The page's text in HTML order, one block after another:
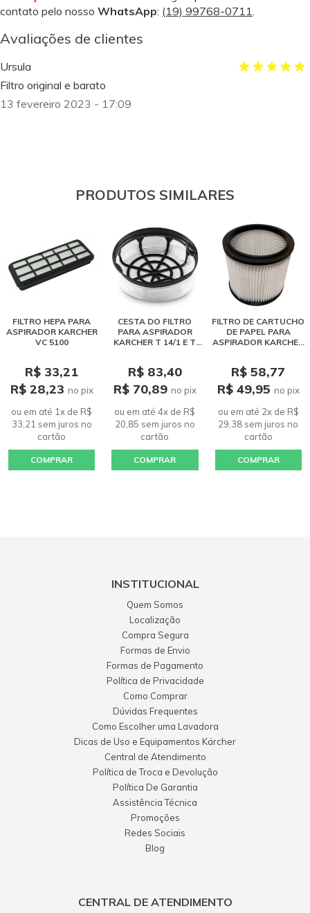
contato pelo nosso WhatsApp: (19) 99768-0711.
Avaliações de clientes
Ursula
Filtro original e barato
13 fevereiro 2023 - 17:09
PRODUTOS SIMILARES
FILTRO HEPA PARA
ASPIRADOR KARCHER
VC 5100
R$ 33,21
R$ 28,23 no pix
ou em até 1x de R$
33,21 sem juros no
cartão
COMPRAR
CESTA DO FILTRO
PARA ASPIRADOR
KARCHER T 14/1 E T
R$ 83,40
R$ 70,89 no pix
ou em até 4x de R$
20,85 sem juros no
cartão
COMPRAR
FILTRO DE CARTUCHO
DE PAPEL PARA
ASPIRADOR KARCHER
R$ 58,77
R$ 49,95 no pix
ou em até 2x de R$
29,38 sem jurosno
cartão
COMPRAR
INSTITUCIONAL
Quem Somos
Localização
Compra Segura
Formas de Envio
Formas de Pagamento
Política de Privacidade
Como Comprar
Dúvidas Frequentes
Como Escolher uma Lavadora
Dicas de Uso e Equipamentos Kärcher
Central de Atendimento
Política de Troca e Devolução
Política De Garantia
Assistência Técnica
Promoções
Redes Sociais
Blog
CENTRAL DE ATENDIMENTO